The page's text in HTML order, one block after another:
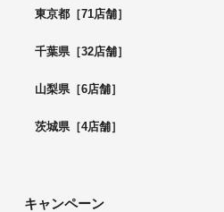
東京都［71店舗］
千葉県［32店舗］
山梨県［6店舗］
茨城県［4店舗］
キャンペーン